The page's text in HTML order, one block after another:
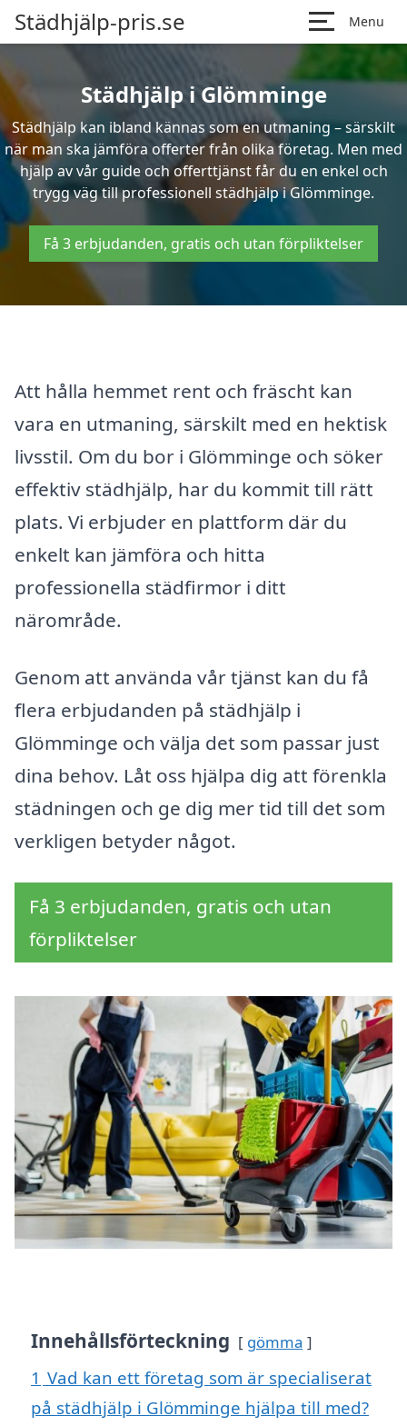
Städhjälp-pris.se Menu
Städhjälp i Glömminge
Städhjälp kan ibland kännas som en utmaning – särskilt
när man ska jämföra offerter från olika företag. Men med
hjälp av vår guide och offerttjänst får du en enkel och
trygg väg till professionell städhjälp i Glömminge.
Få 3 erbjudanden, gratis och utan förpliktelser
Att hålla hemmet rent och fräscht kan
vara en utmaning, särskilt med en hektisk
livsstil. Om du bor i Glömminge och söker
effektiv städhjälp, har du kommit till rätt
plats. Vi erbjuder en plattform där du
enkelt kan jämföra och hitta
professionella städfirmor i ditt
närområde.
Genom att använda vår tjänst kan du få
flera erbjudanden på städhjälp i
Glömminge och välja det som passar just
dina behov. Låt oss hjälpa dig att förenkla
städningen och ge dig mer tid till det som
verkligen betyder något.
Få 3 erbjudanden, gratis och utan
förpliktelser
Innehållsförteckning gömma
1 Vad kan ett företag som är specialiserat
på städhjälp i Glömminge hjälpa till med?